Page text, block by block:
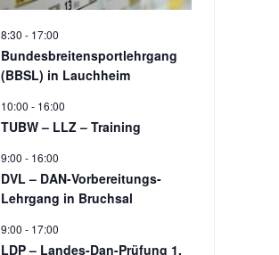
8:30 - 17:00
Bundesbreitensportlehrgang
(BBSL) in Lauchheim
10:00 - 16:00
TUBW – LLZ – Training
9:00 - 16:00
DVL – DAN-Vorbereitungs-
Lehrgang in Bruchsal
9:00 - 17:00
LDP – Landes-Dan-Prüfung 1.